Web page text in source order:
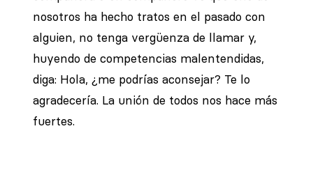
nosotros ha hecho tratos en el pasado con
alguien, no tenga vergüenza de llamar y,
huyendo de competencias malentendidas,
diga: Hola, ¿me podrías aconsejar? Te lo
agradecería. La unión de todos nos hace más
fuertes.